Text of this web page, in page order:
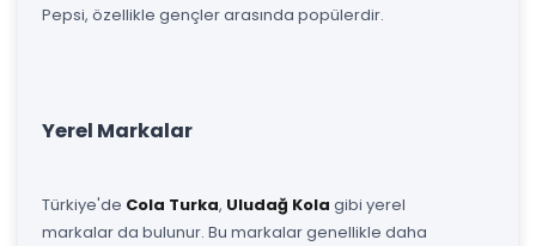
Pepsi, özellikle gençler arasında popülerdir.
Yerel Markalar
Türkiye'de Cola Turka, Uludağ Kola gibi yerel
markalar da bulunur. Bu markalar genellikle daha